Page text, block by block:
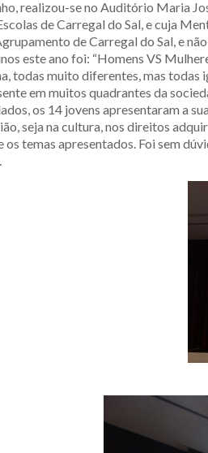
realizou-se no Auditório Maria
de Carregal do Sal, e cuja
de Carregal do Sal, e
este ano foi: “Homens VS
todas muito diferentes, mas
em muitos quadrantes da
os 14 jovens apresentaram a
seja na cultura, nos direitos
temas apresentados. Foi sem